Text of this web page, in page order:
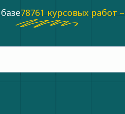
78761 курсовых работ –